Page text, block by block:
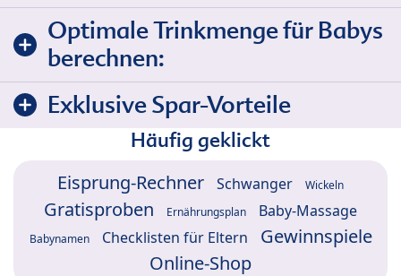
Optimale Trinkmenge für Babys
berechnen:
Exklusive Spar-Vorteile
Häufig geklickt
Eisprung-Rechner Schwanger Wickeln
Gratisproben Ernährungsplan Baby-Massage
Babynamen Checklisten für Eltern
Gewinnspiele
Online-Shop